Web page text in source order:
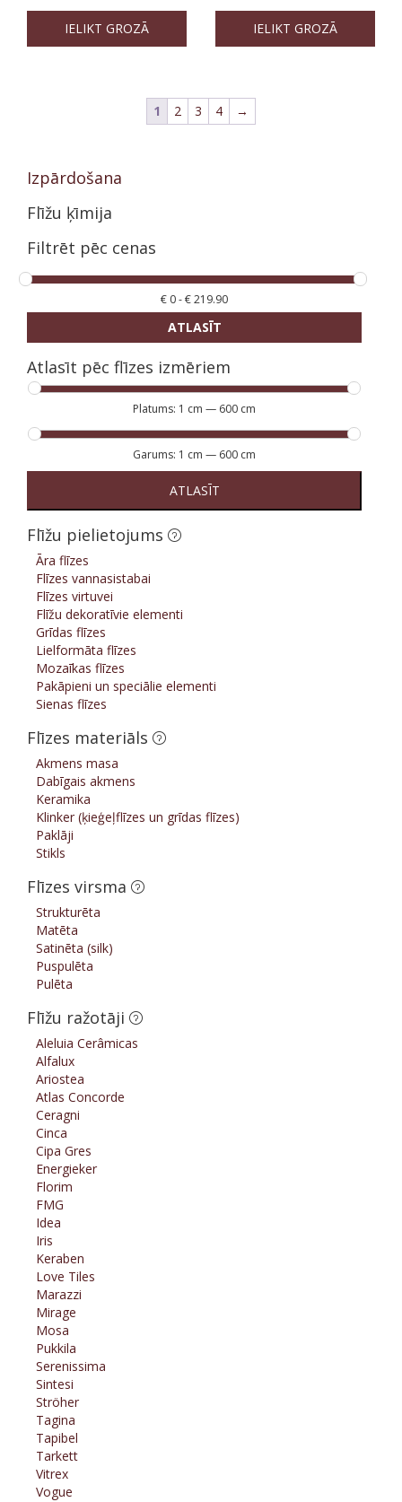
IELIKT GROZĀ IELIKT GROZĀ
1 2 3 4 →
Izpārdošana
Flīžu ķīmija
Filtrēt pēc cenas
€ 0-€219.90
ATLASĪT
Atlasīt pēc flīzes izmēriem
Platums: 1 cm — 600 cm
Garums: 1 cm — 600 cm
ATLASĪT
Flīžu pielietojums
Āra flīzes
Flīzes vannasistabai
Flīzes virtuvei
Flīžu dekoratīvie elementi
Grīdas flīzes
Lielformāta flīzes
Mozaīkas flīzes
Pakāpieni un speciālie elementi
Sienas flīzes
Flīzes materiāls
Akmens masa
Dabīgais akmens
Keramika
Klinker (ķieģeļflīzes un grīdas flīzes)
Paklāji
Stikls
Flīzes virsma
Strukturēta
Matēta
Satinēta (silk)
Puspulēta
Pulēta
Flīžu ražotāji
Aleluia Cerâmicas
Alfalux
Ariostea
Atlas Concorde
Ceragni
Cinca
Cipa Gres
Energieker
Florim
FMG
Idea
Iris
Keraben
Love Tiles
Marazzi
Mirage
Mosa
Pukkila
Serenissima
Sintesi
Ströher
Tagina
Tapibel
Tarkett
Vitrex
Vogue